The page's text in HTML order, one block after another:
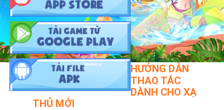
HƯỚNG DẪN
THAO TÁC
DÀNH CHO XẠ
THỦ MỚI